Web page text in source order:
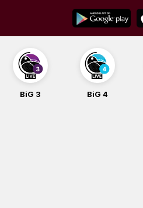
content
BiG 3 BiG 4